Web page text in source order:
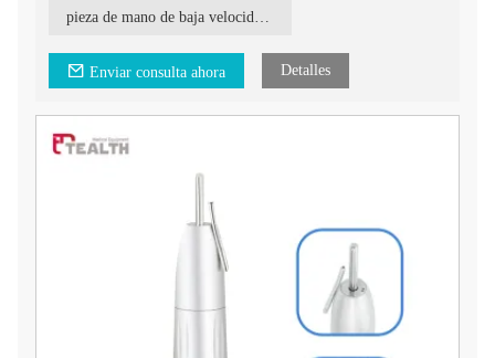
pieza de mano de baja velocidad para irrigación externa
Enviar consulta ahora Detalles